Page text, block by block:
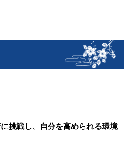
挑戦し、自分を高められる環境